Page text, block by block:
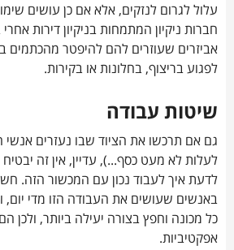
עלול לגרום לנזקים, אלא אם כן עושים
חברות ניקיון המתמחות בניקיון דירות אחרי
אביזרים שעוזרים להם להיפטר מהכתמים
לפגוע בריצוף, בחלונות או בקירות.
שיטות עבודה
גם אם תרכשו את הציוד שבו נעזרים
לעלות לא מעט כסף...), עדיין, אין זה
לדעת איך לעבוד נכון עם המכשור הזה.
באנשים שעושים את העבודה הזו מדי יום,
כל מכונה וחפץ בצורה יעילה ביותר, ולכן
אפקטיביות.